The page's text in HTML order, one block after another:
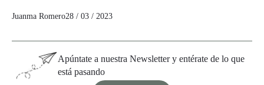
Juanma Romero28 / 03 / 2023
Apúntate a nuestra Newsletter y entérate de lo que
está pasando